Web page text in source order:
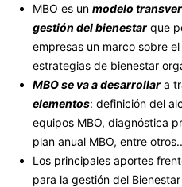
MBO es un modelo
gestión del bienestar que
empresas un marco sobre
estrategias de bienestar
MBO se va a desarrollar a
elementos: definición del
equipos MBO, diagnóstica
plan anual MBO, entre
Los principales aportes
para la gestión del